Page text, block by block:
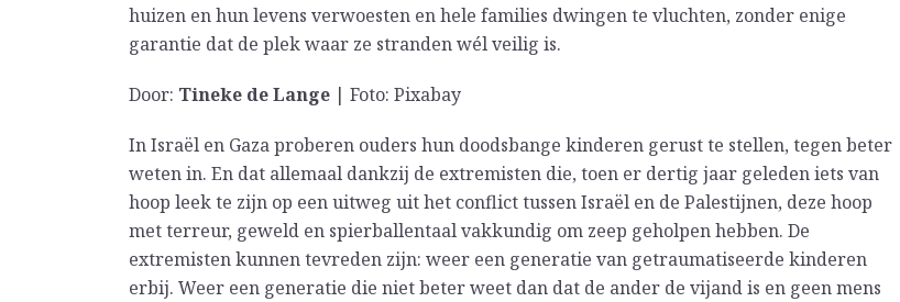
huizen en hun levens verwoesten en hele families dwingen te vluchten, zonder enige
garantie dat de plek waar ze stranden wél veilig is.
Door: Tineke de Lange | Foto: Pixabay
In Israël en Gaza proberen ouders hun doodsbange kinderen gerust te stellen, tegen beter
weten in. En dat allemaal dankzij de extremisten die, toen er dertig jaar geleden iets van
hoop leek te zijn op een uitweg uit het conflict tussen Israël en de Palestijnen, deze hoop
met terreur, geweld en spierballentaal vakkundig om zeep geholpen hebben. De
extremisten kunnen tevreden zijn: weer een generatie van getraumatiseerde kinderen
erbij. Weer een generatie die niet beter weet dan dat de ander de vijand is en geen mens